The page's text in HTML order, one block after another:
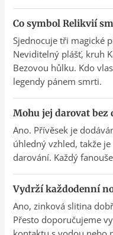
Co symbol Relikvií
Sjednocuje tři magické
Neviditelný plášť, kruh
Bezovou hůlku. Kdo
legendy pánem smrti.
Mohu jej darovat bez
Ano. Přívěsek je
úhledný vzhled, takže
darování. Každý
Vydrží každodenní
Ano, zinková slitina
Přesto doporučujeme